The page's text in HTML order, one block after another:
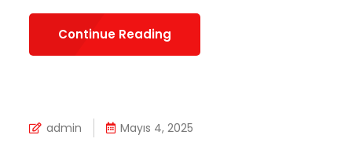
Continue Reading
admin Mayıs 4, 2025